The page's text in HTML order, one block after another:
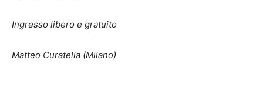
Ingresso libero e gratuito
Matteo Curatella (Milano)